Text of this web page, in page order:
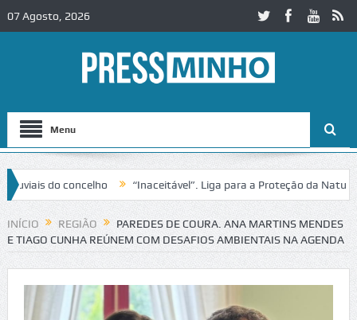
07 Agosto, 2026
Menu
do concelho “Inaceitável”. Liga para a Proteção da Natureza
no IC2 em Alcobaça Igreja do Castelo de Cerveira assegura
INÍCIO REGIÃO
PAREDES DE COURA. ANA MARTINS MENDES
E TIAGO CUNHA REÚNEM COM DESAFIOS AMBIENTAIS NA AGENDA